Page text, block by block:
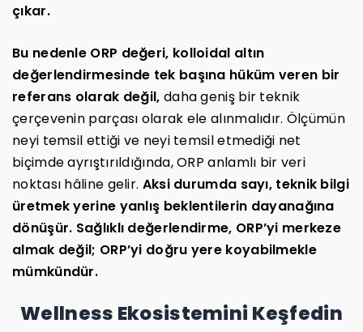
çıkar.
Bu nedenle ORP değeri, kolloidal altın
değerlendirmesinde tek başına hüküm veren bir
referans olarak değil, daha geniş bir teknik
çerçevenin parçası olarak ele alınmalıdır. Ölçümün
neyi temsil ettiği ve neyi temsil etmediği net
biçimde ayrıştırıldığında, ORP anlamlı bir veri
noktası hâline gelir. Aksi durumda sayı, teknik bilgi
üretmek yerine yanlış beklentilerin dayanağına
dönüşür. Sağlıklı değerlendirme, ORP’yi merkeze
almak değil; ORP’yi doğru yere koyabilmekle
mümkündür.
Wellness Ekosistemini Keşfedin